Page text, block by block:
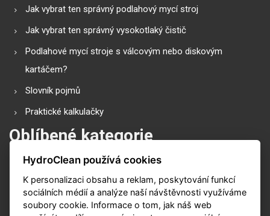
Jak vybrat ten správný podlahový mycí stroj
Jak vybrat ten správný vysokotlaký čistič
Podlahové mycí stroje s válcovým nebo diskovým
kartáčem?
Slovník pojmů
Praktické kalkulačky
Oblíbené kategorie
Průmyslové vysavače
Vysokotlaké čističe
Podlahové mycí stroje
HydroClean používá cookies
K personalizaci obsahu a reklam, poskytování funkcí
sociálních médií a analýze naší návštěvnosti využíváme
soubory cookie. Informace o tom, jak náš web